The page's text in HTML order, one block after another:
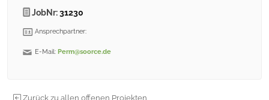
JobNr:31230
Ansprechpartner:
E-Mail: Perm@soorce.de
Zurück zu allen offenen Projekten